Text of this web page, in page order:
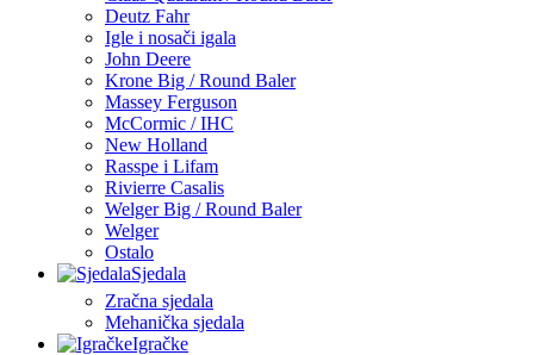
Deutz Fahr
Igle i nosači igala
John Deere
Krone Big / Round Baler
Massey Ferguson
McCormic / IHC
New Holland
Rasspe i Lifam
Rivierre Casalis
Welger Big / Round Baler
Welger
Ostalo
Sjedala
Zračna sjedala
Mehanička sjedala
Igračke